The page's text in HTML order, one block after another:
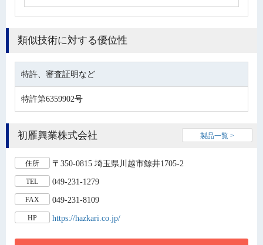
類似技術に対する優位性
特許、審査証明など
特許第6359902号
初雁興業株式会社 製品一覧 >
住所 〒350-0815 埼玉県川越市鯨井1705-2
TEL 049-231-1279
FAX 049-231-8109
HP https://hazkari.co.jp/